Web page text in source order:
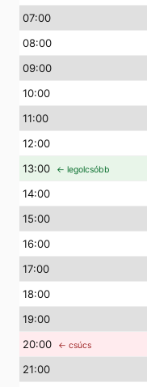
07:00
08:00
09:00
10:00
11:00
12:00
13:00 ← legolcsóbb
14:00
15:00
16:00
17:00
18:00
19:00
20:00 ← csúcs
21:00